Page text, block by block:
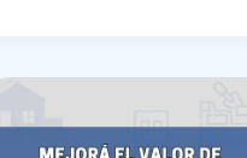
años?